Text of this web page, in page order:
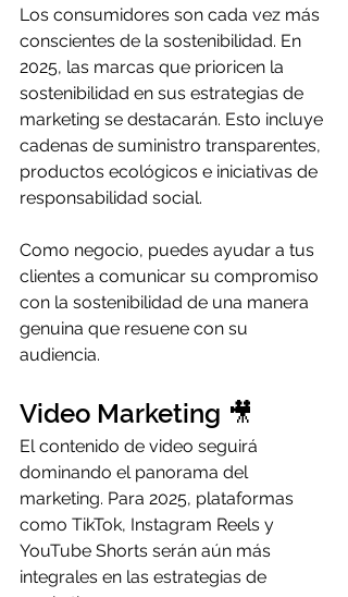
Los consumidores son cada vez más
conscientes de la sostenibilidad. En
2025, las marcas que prioricen la
sostenibilidad en sus estrategias de
marketing se destacarán. Esto incluye
cadenas de suministro transparentes,
productos ecológicos e iniciativas de
responsabilidad social.
Como negocio, puedes ayudar a tus
clientes a comunicar su compromiso
con la sostenibilidad de una manera
genuina que resuene con su
audiencia.
Video Marketing 🎥
El contenido de video seguirá
dominando el panorama del
marketing. Para 2025, plataformas
como TikTok, Instagram Reels y
YouTube Shorts serán aún más
integrales en las estrategias de